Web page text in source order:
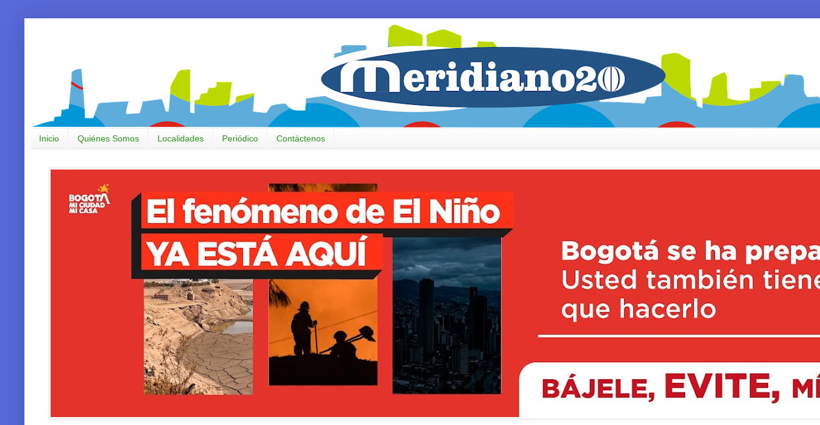
Inicio Quiénes Somos Localidades Periódico Contáctenos